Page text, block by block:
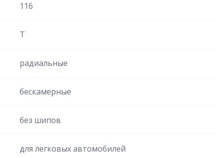
116
T
радиальные
бескамерные
без шипов
для легковых автомобилей